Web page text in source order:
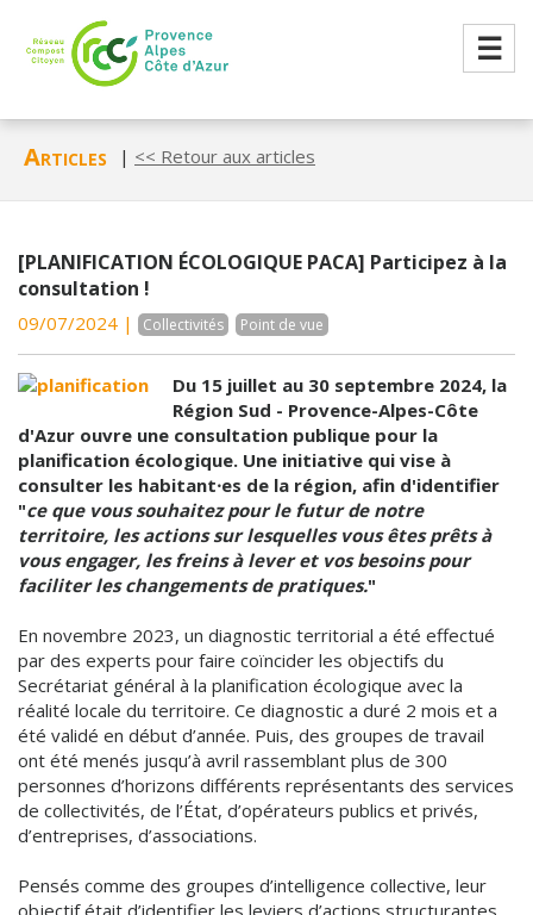
☰
Articles | << Retour aux articles
[PLANIFICATION ÉCOLOGIQUE PACA] Participez à la
consultation !
09/07/2024 | Collectivités Point de vue
Du 15 juillet au 30 septembre 2024, la
Région Sud - Provence-Alpes-Côte
d'Azur ouvre une consultation publique pour la
planification écologique. Une initiative qui vise à
consulter les habitant⸱es de la région, afin d'identifier
"ce que vous souhaitez pour le futur de notre
territoire, les actions sur lesquelles vous êtes prêts à
vous engager, les freins à lever et vos besoins pour
faciliter les changements de pratiques."
En novembre 2023, un diagnostic territorial a été effectué
par des experts pour faire coïncider les objectifs du
Secrétariat général à la planification écologique avec la
réalité locale du territoire. Ce diagnostic a duré 2 mois et a
été validé en début d’année. Puis, des groupes de travail
ont été menés jusqu’à avril rassemblant plus de 300
personnes d’horizons différents représentants des services
de collectivités, de l’État, d’opérateurs publics et privés,
d’entreprises, d’associations.
Pensés comme des groupes d’intelligence collective, leur
objectif était d’identifier les leviers d’actions structurantes